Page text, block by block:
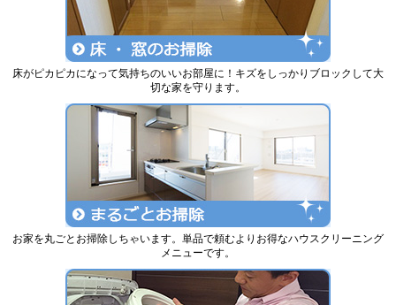
床がピカピカになって気持ちのいいお部屋に！キズをしっかりブロックして大
切な家を守ります。
お家を丸ごとお掃除しちゃいます。単品で頼むよりお得なハウスクリーニング
メニューです。